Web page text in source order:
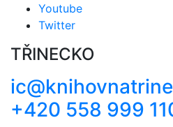
Youtube
Twitter
TŘINECKO
+420 558 999